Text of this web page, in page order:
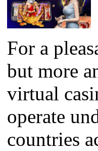
For a
but more
virtual
operate
countries